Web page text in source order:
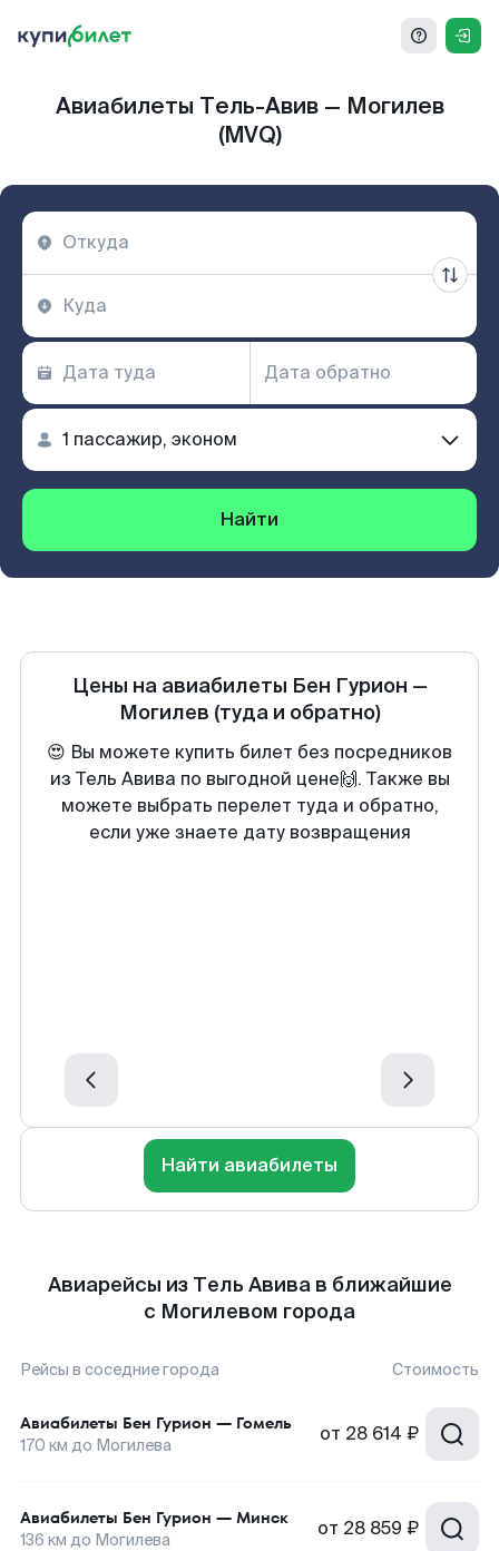
Авиабилеты Тель-Авив — Могилев
(MVQ)
Найти
Цены на авиабилеты Бен Гурион —
Могилев (туда и обратно)
😍 Вы можете купить билет без посредников
из Тель Авива по выгодной цене🙌. Также вы
можете выбрать перелет туда и обратно,
если уже знаете дату возвращения
Найти авиабилеты
Авиарейсы из Тель Авива в ближайшие
с Могилевом города
Рейсы в соседние города Стоимость
Авиабилеты Бен Гурион — Гомель
170 км до Могилева от 28 614 ₽
Авиабилеты Бен Гурион — Минск
136 км до Могилева от 28 859 ₽